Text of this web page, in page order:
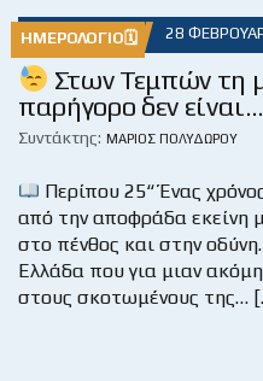
ΗΜΕΡΟΛΌΓΙΟ🗓 28
Στων Τεμπών τη
παρήγορο δεν είναι…
Συντάκτης: ΜΆΡΙΟΣ ΠΟΛΥΔΏΡΟΥ
Περίπου 25“ Ένας
από την αποφράδα εκείνη
στο πένθος και στην
Ελλάδα που για μιαν
στους σκοτωμένους της…